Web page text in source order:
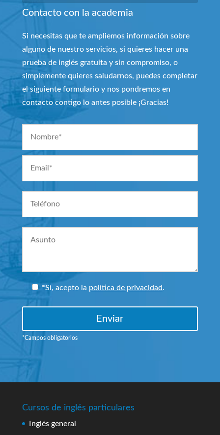
Contacto con la academia
Si necesitas que te ampliemos información sobre
alguno de nuestro servicios, si quieres hacer una
prueba de inglés gratuita y sin compromiso, o
simplemente quieres saludarnos, puedes completar
el siguiente formulario y nos pondremos en
contacto contigo lo antes posible ¡Gracias!
*Sí, acepto la política de privacidad.
*Campos obligatorios
Cursos de inglés particulares
Inglés general